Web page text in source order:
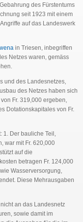
des Fürstentums
seit 1923 mit einem
auf das Landeswerk
in Triesen, inbegriffen
Netzes waren, gemäss
und des Landesnetzes,
des Netzes haben sich
Fr. 319,000 ergeben,
Dotationskapitales von Fr.
1. Der bauliche Teil,
war mit Fr. 620,000
auf die
betragen Fr. 124,000
Wasserversorgung,
Diese Mehrausgaben
an das Landesnetz
sowie damit im